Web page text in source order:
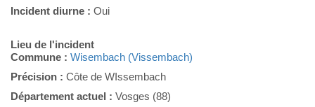
Incident diurne : Oui
Lieu de l'incident
Commune : Wisembach (Vissembach)
Précision : Côte de WIssembach
Département actuel : Vosges (88)